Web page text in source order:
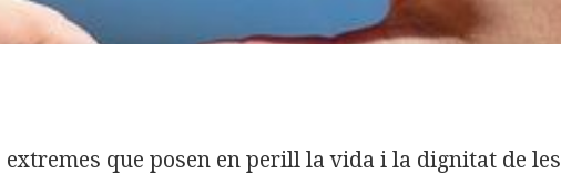
que posen ⁣en‍ perill la vida i‍ la dignitat de ‌les⁤